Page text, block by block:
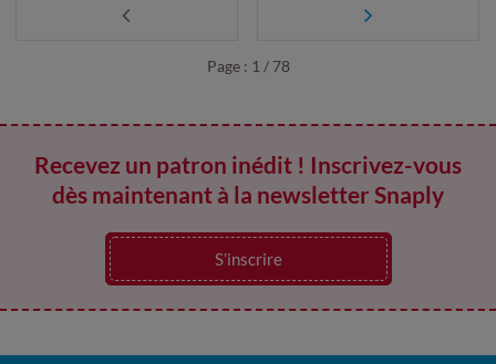
Page : 1 / 78
Recevez un patron inédit ! Inscrivez-vous
dès maintenant à la newsletter Snaply
S’inscrire